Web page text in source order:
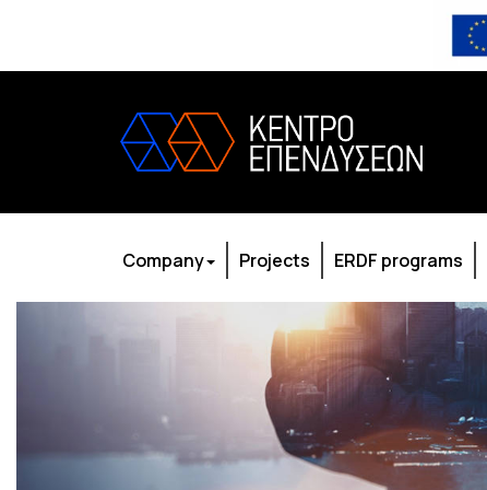
Company Projects ERDF programs